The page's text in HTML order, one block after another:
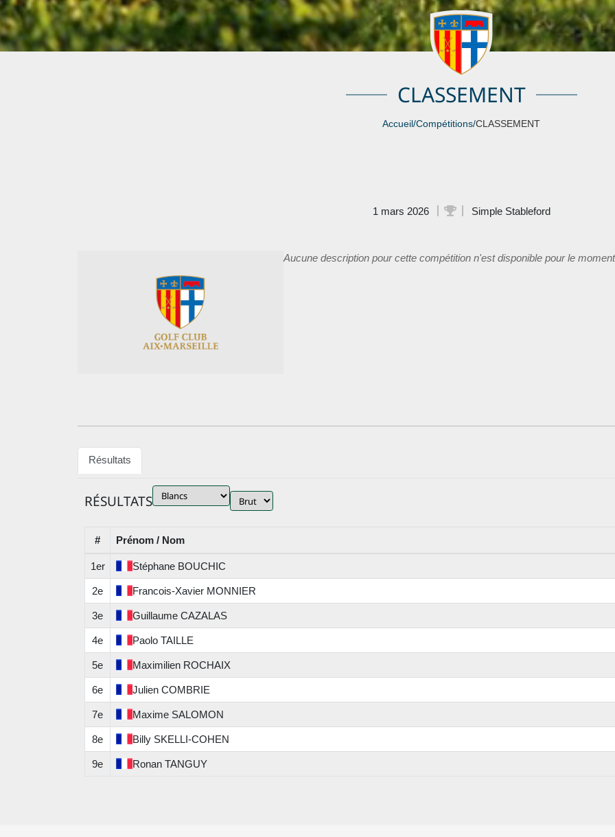
CLASSEMENT
Accueil /Compétitions/CLASSEMENT
1 mars 2026 Simple Stableford
Aucune description pour cette compétition n'est disponible pour le
Résultats
RÉSULTATS
# Prénom / Nom
1er Stéphane BOUCHIC
2e Francois-Xavier MONNIER
3e Guillaume CAZALAS
4e Paolo TAILLE
5e Maximilien ROCHAIX
6e Julien COMBRIE
7e Maxime SALOMON
8e Billy SKELLI-COHEN
9e Ronan TANGUY